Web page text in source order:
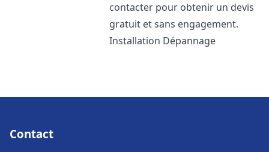
contacter pour obtenir un devis
gratuit et sans engagement.
Installation Dépannage
Contact